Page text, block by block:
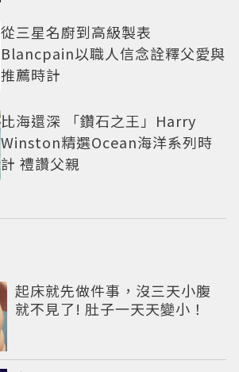
從三星名廚到高級製表
Blancpain以職人信念詮釋父愛與
推薦時計
比海還深 「鑽石之王」Harry
Winston精選Ocean海洋系列時
計 禮讚父親
起床就先做件事，沒三天小腹
就不見了! 肚子一天天變小！